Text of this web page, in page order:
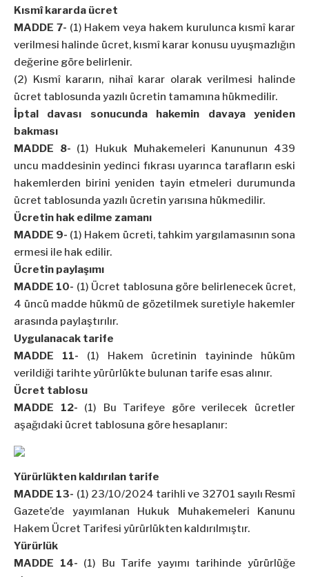
Kısmî kararda ücret
MADDE 7- (1) Hakem veya hakem kurulunca kısmî karar
verilmesi halinde ücret, kısmî karar konusu uyuşmazlığın
değerine göre belirlenir.
(2) Kısmî kararın, nihaî karar olarak verilmesi halinde
ücret tablosunda yazılı ücretin tamamına hükmedilir.
İptal davası sonucunda hakemin davaya yeniden
bakması
MADDE 8- (1) Hukuk Muhakemeleri Kanununun 439
uncu maddesinin yedinci fıkrası uyarınca tarafların eski
hakemlerden birini yeniden tayin etmeleri durumunda
ücret tablosunda yazılı ücretin yarısına hükmedilir.
Ücretin hak edilme zamanı
MADDE 9- (1) Hakem ücreti, tahkim yargılamasının sona
ermesi ile hak edilir.
Ücretin paylaşımı
MADDE 10- (1) Ücret tablosuna göre belirlenecek ücret,
4 üncü madde hükmü de gözetilmek suretiyle hakemler
arasında paylaştırılır.
Uygulanacak tarife
MADDE 11- (1) Hakem ücretinin tayininde hüküm
verildiği tarihte yürürlükte bulunan tarife esas alınır.
Ücret tablosu
MADDE 12- (1) Bu Tarifeye göre verilecek ücretler
aşağıdaki ücret tablosuna göre hesaplanır:
Yürürlükten kaldırılan tarife
MADDE 13- (1) 23/10/2024 tarihli ve 32701 sayılı Resmî
Gazete’de yayımlanan Hukuk Muhakemeleri Kanunu
Hakem Ücret Tarifesi yürürlükten kaldırılmıştır.
Yürürlük
MADDE 14- (1) Bu Tarife yayımı tarihinde yürürlüğe